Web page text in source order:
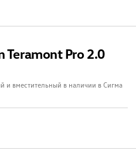
Teramont Pro 2.0
и вместительный в наличии в Сигма